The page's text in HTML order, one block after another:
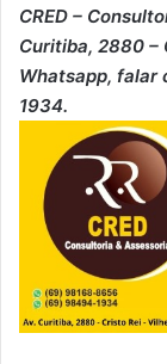
CRED –
Curitiba, 2880 –
Whatsapp, falar
1934.